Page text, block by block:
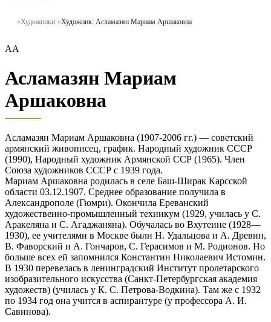
Художники Художник: Асламазян Мариам Аршаковна
АА
Асламазян Мариам
Аршаковна
Асламазян Мариам Аршаковна (1907-2006 гг.) — советский
армянский живописец, график. Народный художник СССР
(1990), Народный художник Армянской ССР (1965). Член
Союза художников СССР с 1939 года.
Мариам Аршаковна родилась в селе Баш-Ширак Карсской
области 03.12.1907. Среднее образование получила в
Александрополе (Гюмри). Окончила Ереванский
художественно-промышленный техникум (1929, училась у С.
Аракеляна и С. Агаджаняна). Обучалась во Вхутеине (1928—
1930), ее учителями в Москве были Н. Удальцова и А. Древин,
В. Фаворский и А. Гончаров, С. Герасимов и М. Родионов. Но
больше всех ей запомнился Константин Николаевич Истомин.
В 1930 перевелась в ленинградский Институт пролетарского
изобразительного искусства (Санкт-Петербургская академия
художеств) (училась у К. С. Петрова-Водкина). Там же с 1932
по 1934 год она учится в аспирантуре (у профессора А. И.
Савинова).